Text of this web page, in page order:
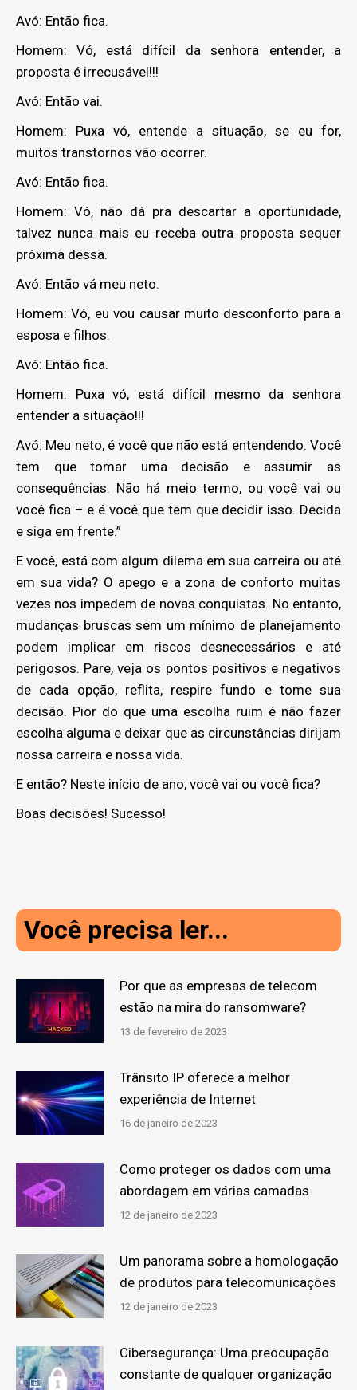
Avó: Então fica.
Homem: Vó, está difícil da senhora entender, a
proposta é irrecusável!!!
Avó: Então vai.
Homem: Puxa vó, entende a situação, se eu for,
muitos transtornos vão ocorrer.
Avó: Então fica.
Homem: Vó, não dá pra descartar a oportunidade,
talvez nunca mais eu receba outra proposta sequer
próxima dessa.
Avó: Então vá meu neto.
Homem: Vó, eu vou causar muito desconforto para a
esposa e filhos.
Avó: Então fica.
Homem: Puxa vó, está difícil mesmo da senhora
entender a situação!!!
Avó: Meu neto, é você que não está entendendo. Você
tem que tomar uma decisão e assumir as
consequências. Não há meio termo, ou você vai ou
você fica – e é você que tem que decidir isso. Decida
e siga em frente.”
E você, está com algum dilema em sua carreira ou até
em sua vida? O apego e a zona de conforto muitas
vezes nos impedem de novas conquistas. No entanto,
mudanças bruscas sem um mínimo de planejamento
podem implicar em riscos desnecessários e até
perigosos. Pare, veja os pontos positivos e negativos
de cada opção, reflita, respire fundo e tome sua
decisão. Pior do que uma escolha ruim é não fazer
escolha alguma e deixar que as circunstâncias dirijam
nossa carreira e nossa vida.
E então? Neste início de ano, você vai ou você fica?
Boas decisões! Sucesso!
Você precisa ler...
Por que as empresas de telecom
estão na mira do ransomware?
13 de fevereiro de 2023
Trânsito IP oferece a melhor
experiência de Internet
16 de janeiro de 2023
Como proteger os dados com uma
abordagem em várias camadas
12 de janeiro de 2023
Um panorama sobre a homologação
de produtos para telecomunicações
12 de janeiro de 2023
Cibersegurança: Uma preocupação
constante de qualquer organização